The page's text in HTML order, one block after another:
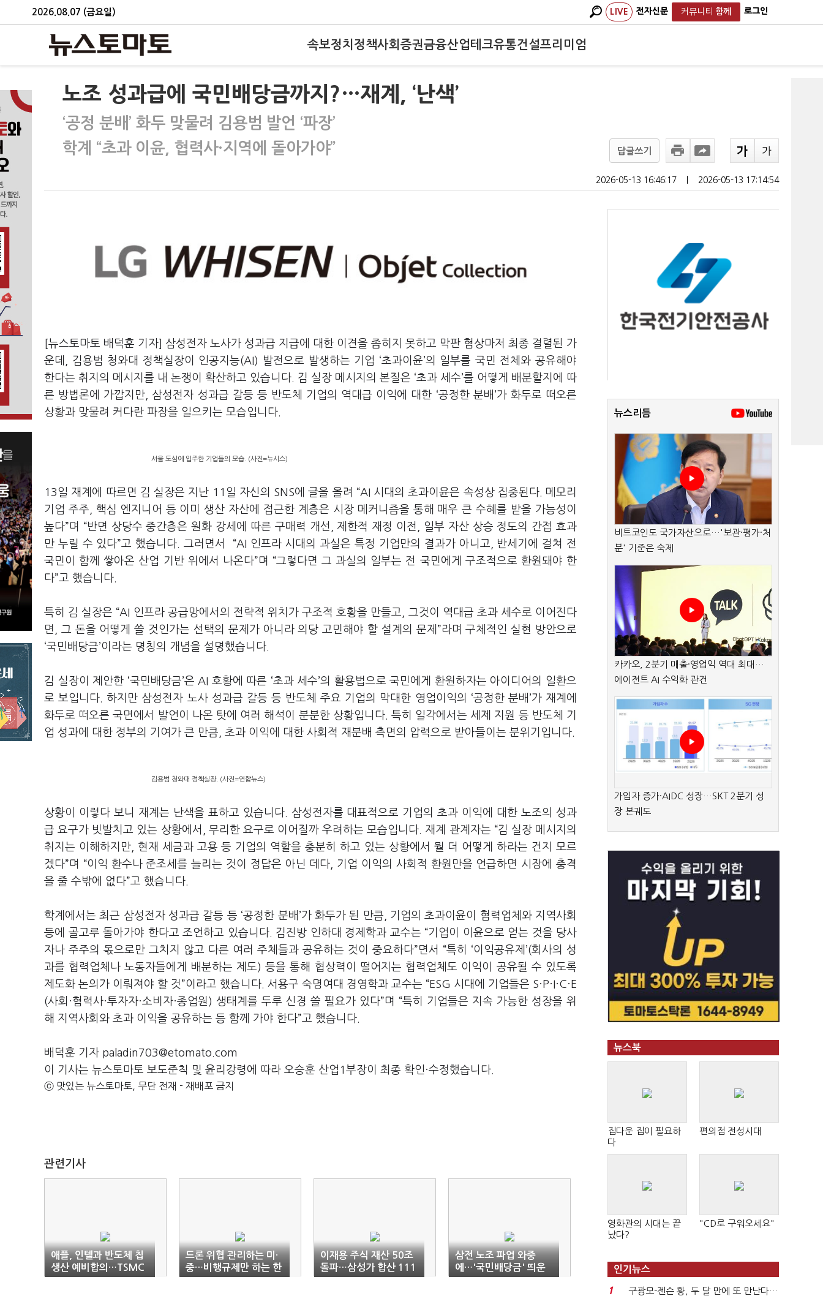
2026.08.07 (금요일) LIVE 전자신문 커뮤니티 함께 로그인
속보정치 정책사회 증권금융산업테크유통건설프리미엄
노조 성과급에 국민배당금까지?…재계, ‘난색’
‘공정 분배’ 화두 맞물려 김용범 발언 ‘파장’
학계 “초과 이윤, 협력사·지역에 돌아가야”
답글쓰기
2026-05-13 16:46:17 2026-05-13 17:14:54
[뉴스토마토 배덕훈 기자] 삼성전자 노사가 성과급 지급에 대한 이견을 좁히지 못하고 막판 협상마저 최종 결렬된 가
운데
김용범 청와대 정책실장이 인공지능(AI) 발전으로 발생하는 기업 ‘초과이윤’의 일부를 국민 전체와 공유해야
한다는 취지의 메시지를 내 논쟁이 확산하고 있습니다
김 실장 메시지의 본질은 ‘초과 세수’를 어떻게 배분할지에 따
른 방법론에 가깝지만
삼성전자 성과급 갈등 등 반도체 기업의 역대급 이익에 대한 ‘공정한 분배 ’가 화두로 떠오른
상황과 맞물려 커다란 파장을 일으키는 모습입니다
서울 도심에 입주한 기업들의 모습. (사진=뉴시스)
13일 재계에 따르면 김 실장은 지난 11 일 자신의 SNS에 글을 올려 “AI 시대의 초과이윤은 속성상 집중된다. 메모리
기업 주주
핵심 엔지니어 등 이미 생산 자산에 접근한 계층은 시장 메커니즘을 통해 매우 큰 수혜를 받을 가능성이
높다”며 “반면 상당수 중간층은 원화 강세에 따른 구매력 개선 제한적 재정 이전
일부 자산 상승 정도의 간접 효과
만 누릴 수 있다”고 했습니다 .그러면서 “AI 인프라 시대의 과실은 특정 기업만의 결과가 아니고
반세기에 걸쳐 전
국민이 함께 쌓아온 산업 기반 위에서 나온다”며 “그렇다면 그 과실의 일부는 전 국민에게 구조적으로 환원돼야 한
다”고 했습니다
특히 김 실장은 “AI 인프라 공급망에서의 전략적 위치가 구조적 호황을 만들고
그것이 역대급 초과 세수로 이어진다
면
그 돈을 어떻게 쓸 것인가는 선택의 문제가 아니라 의당 고민해야 할 설계의 문제 ”라며 구체적인 실현 방안으로
‘국민배당금’이라는 명칭의 개념을 설명했습니다
김 실장이 제안한 ‘국민배당금’은 AI 호황에 따른 ‘초과 세수’의 활용법으로 국민에게 환원하자는 아이디어의 일환으
로 보입니다 .하지만 삼성전자 노사 성과급 갈등 등 반도체 주요 기업의 막대한 영업이익의 ‘공정한 분배 ’가 재계에
화두로 떠오른 국면에서 발언이 나온 탓에 여러 해석이 분분한 상황입니다. 특히 일각에서는 세제 지원 등 반도체 기
업 성과에 대한 정부의 기여가 큰 만큼
초과 이익에 대한 사회적 재분배 측면의 압력으로 받아들이는 분위기입니다
김용범 청와대 정책실장. (사진=연합뉴스)
상황이 이렇다 보니 재계는 난색을 표하고 있습니다. 삼성전자를 대표적으로 기업의 초과 이익에 대한 노조의 성과
급 요구가 빗발치고 있는 상황에서
무리한 요구로 이어질까 우려하는 모습입니다 재계 관계자는 “김 실장 메시지의
취지는 이해하지만, 현재 세금과 고용 등 기업의 역할을 충분히 하고 있는 상황에서 뭘 더 어떻게 하라는 건지 모르
겠다”며 “이익 환수나 준조세를 늘리는 것이 정답은 아닌 데다
기업 이익의 사회적 환원만을 언급하면 시장에 충격
을 줄 수밖에 없다”고 했습니다
학계에서는 최근 삼성전자 성과급 갈등 등 ‘공정한 분배 ’가 화두가 된 만큼
기업의 초과이윤이 협력업체와 지역사회
등에 골고루 돌아가야 한다고 조언하고 있습니다. 김진방 인하대 경제학과 교수는 “기업이 이윤으로 얻는 것을 당사
자나 주주의 몫으로만 그치지 않고 다른 여러 주체들과 공유하는 것이 중요하다”면서 “특히 ‘이익공유제 ’(회사의 성
과를 협력업체나 노동자들에게 배분하는 제도)등을 통해 협상력이 떨어지는 협력업체도 이익이 공유될 수 있도록
제도화 논의가 이뤄져야 할 것”이라고 했습니다 서용구 숙명여대 경영학과 교수는 “ESG 시대에 기업들은 S· P· ·C· E
(사회·협력사·투자자·소비자·종업원 ) 생태계를 두루 신경 쓸 필요가 있다”며 “특히 기업들은 지속 가능한 성장을 위
해 지역사회와 초과 이익을 공유하는 등 함께 가야 한다”고 했습니다
배덕훈 기자 paladin703@etomato.com
이 기사는 뉴스토마토 보도준칙 및 윤리강령에 따라 오승훈 산업1부장이 최종 확인·수정했습니다.
ⓒ 맛있는 뉴스토마토, 무단 전재 - 재배포 금지
관련기사
애플, 인텔과 반도체 칩
생산 예비합의…TSMC
의존 분산
드론 위협 관리하는 미·
중…비행규제만 하는 한
국
이재용 주식 재산 50조
돌파…삼성가 합산 111
조
삼전 노조 파업 와중
에…'국민배당금' 띄운
김용범
뉴스리듬
비트코인도 국가자산으로…'보관·평가·처
분' 기준은 숙제
카카오, 2분기 매출·영업익 역대 최대…
에이전트 AI 수익화 관건
가입자 증가·AIDC 성장…SKT 2분기 성
장 본궤도
뉴스북
집다운 집이 필요하
다
편의점 전성시대
영화관의 시대는 끝
났다?
"CD로 구워오세요"
인기뉴스
1
구광모-젠슨 황, 두 달 만에 또 만난다…